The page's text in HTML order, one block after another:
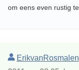
om eens even rustig
ErikvanRosmalen